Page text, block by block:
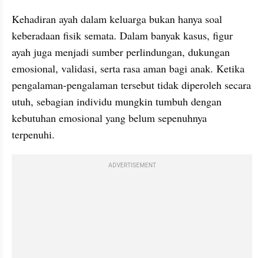
Kehadiran ayah dalam keluarga bukan hanya soal
keberadaan fisik semata. Dalam banyak kasus, figur
ayah juga menjadi sumber perlindungan, dukungan
emosional, validasi, serta rasa aman bagi anak. Ketika
pengalaman-pengalaman tersebut tidak diperoleh secara
utuh, sebagian individu mungkin tumbuh dengan
kebutuhan emosional yang belum sepenuhnya
terpenuhi.
ADVERTISEMENT